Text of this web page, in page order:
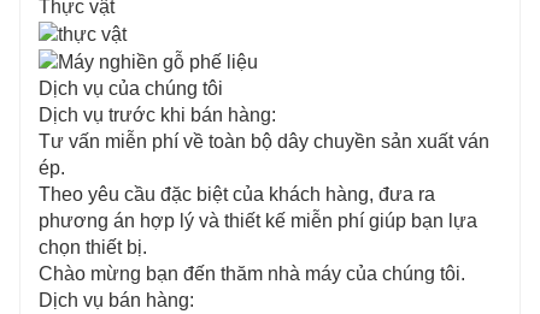
Thực vật
Dịch vụ của chúng tôi
Dịch vụ trước khi bán hàng:
Tư vấn miễn phí về toàn bộ dây chuyền sản xuất ván
ép.
Theo yêu cầu đặc biệt của khách hàng, đưa ra
phương án hợp lý và thiết kế miễn phí giúp bạn lựa
chọn thiết bị.
Chào mừng bạn đến thăm nhà máy của chúng tôi.
Dịch vụ bán hàng: